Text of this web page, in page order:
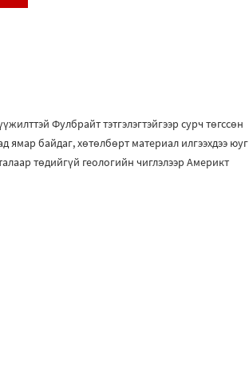
Фулбрайт тэтгэлэгтэйгээр сурч төгссөн
ямар байдаг, хөтөлбөрт материал илгээхдээ юуг
төдийгүй геологийн чиглэлээр Америкт